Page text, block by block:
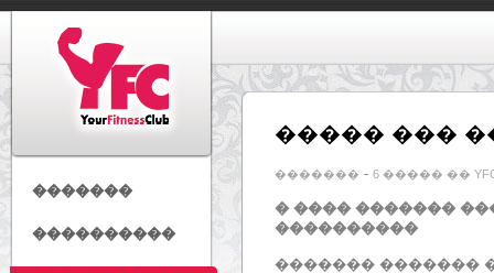
�������
����������
����� ���
������� - 6 ����� ��
� ���� �������
����������
������� �������